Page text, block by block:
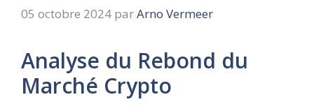
05 octobre 2024 parArno Vermeer
Analyse du Rebond du
Marché Crypto